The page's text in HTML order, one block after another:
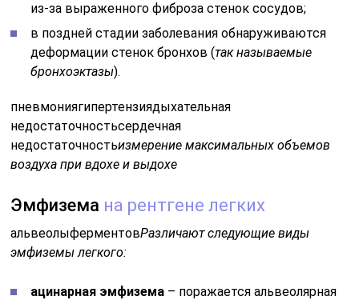
из-за выраженного фиброза стенок сосудов;
в поздней стадии заболевания обнаруживаются
деформации стенок бронхов (так называемые
бронхоэктазы).
пневмониягипертензиядыхательная
недостаточностьсердечная
недостаточностьизмерение максимальных объемов
воздуха при вдохе и выдохе
Эмфизема на рентгене легких
альвеолыферментовРазличают следующие виды
эмфиземы легкого:
ацинарная эмфизема – поражается альвеолярная